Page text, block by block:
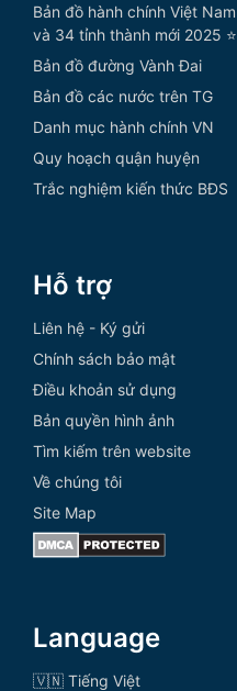
Bản đồ hành chính Việt Nam
và 34 tỉnh thành mới 2025 ⭐
Bản đồ đường Vành Đai
Bản đồ các nước trên TG
Danh mục hành chính VN
Quy hoạch quận huyện
Trắc nghiệm kiến thức BĐS
Hỗ trợ
Liên hệ - Ký gửi
Chính sách bảo mật
Điều khoản sử dụng
Bản quyền hình ảnh
Tìm kiếm trên website
Về chúng tôi
Site Map
Language
🇻🇳 Tiếng Việt